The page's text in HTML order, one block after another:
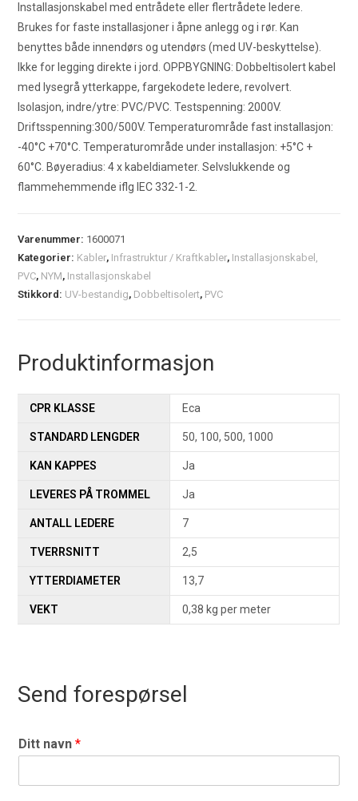
Installasjonskabel med entrådete eller flertrådete ledere.
Brukes for faste installasjoner i åpne anlegg og i rør. Kan
benyttes både innendørs og utendørs (med UV-beskyttelse).
Ikke for legging direkte i jord. OPPBYGNING: Dobbeltisolert kabel
med lysegrå ytterkappe, fargekodete ledere, revolvert.
Isolasjon, indre/ytre: PVC/PVC. Testspenning: 2000V.
Driftsspenning:300/500V. Temperaturområde fast installasjon:
-40°C +70°C. Temperaturområde under installasjon: +5°C +
60°C. Bøyeradius: 4 x kabeldiameter. Selvslukkende og
flammehemmende iflg IEC 332-1-2.
Varenummer: 1600071
Kategorier: Kabler, Infrastruktur / Kraftkabler, Installasjonskabel,
PVC, NYM, Installasjonskabel
Stikkord: UV-bestandig, Dobbeltisolert, PVC
Produktinformasjon
CPR KLASSE Eca
STANDARD LENGDER 50, 100, 500, 1000
KAN KAPPES Ja
LEVERES PÅ TROMMEL Ja
ANTALL LEDERE 7
TVERRSNITT 2,5
YTTERDIAMETER 13,7
VEKT 0,38 kg per meter
Send forespørsel
Ditt navn*